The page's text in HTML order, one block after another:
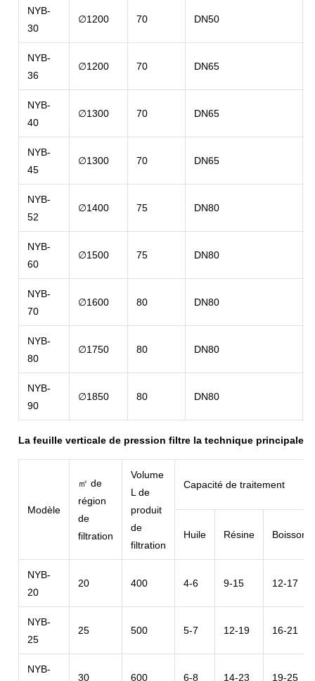
NYB-
30
∅1200 70 DN50
NYB-
36
∅1200 70 DN65
NYB-
40
∅1300 70 DN65
NYB-
45
∅1300 70 DN65
NYB-
52
∅1400 75 DN80
NYB-
60
∅1500 75 DN80
NYB-
70
∅1600 80 DN80
NYB-
80
∅1750 80 DN80
NYB-
90
∅1850 80 DN80
La feuille verticale de pression filtre la technique principale
Modèle
㎡ de
région
de
filtration
Volume
L de
produit
de
filtration
Capacité de traitement
Huile Résine Boisson
NYB-
20
20 400 4-6 9-15 12-17
NYB-
25
25 500 5-7 12-19 16-21
NYB-
30 600 6-8 14-23 19-25